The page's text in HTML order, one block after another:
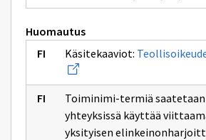
Huomautus
Käsitekaaviot:
Toiminimi-termiä
yhteyksissä käyttää
yksityisen